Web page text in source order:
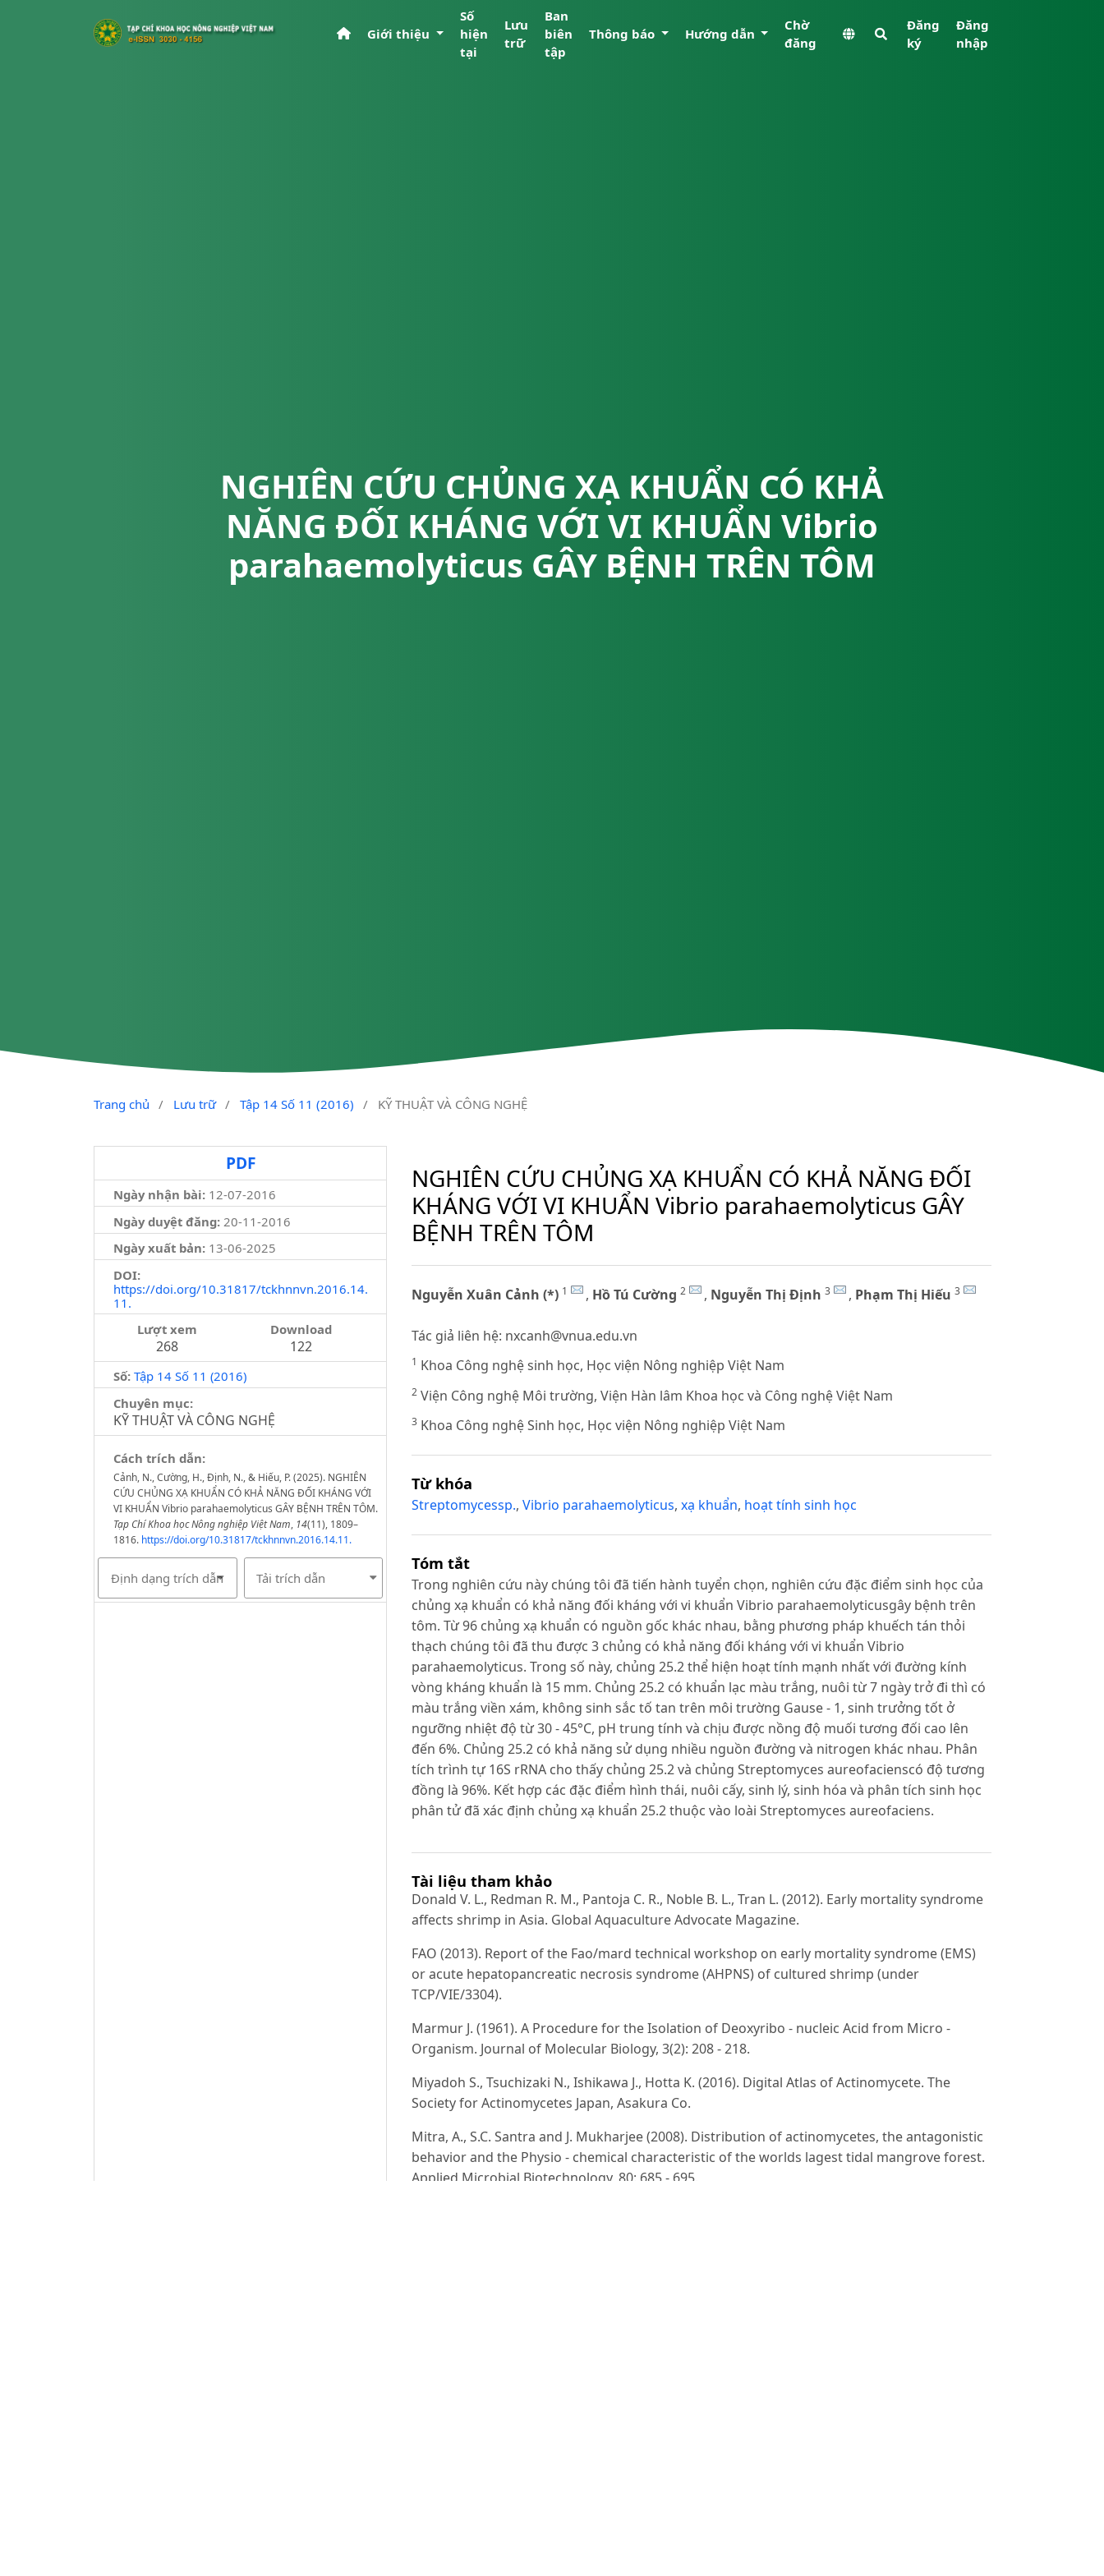
Giới thiệu
Số
hiện
tại
Lưu
trữ
Ban
biên
tập
Thông báo Hướng dẫn
Chờ
đăng
Đăng
ký
Đăng
nhập
NGHIÊN CỨU CHỦNG XẠ KHUẨN CÓ KHẢ
NĂNG ĐỐI KHÁNG VỚI VI KHUẨN Vibrio
parahaemolyticus GÂY BỆNH TRÊN TÔM
Trang chủ / Lưu trữ / Tập 14 Số 11 (2016) / KỸ THUẬT VÀ CÔNG NGHỆ
PDF
Ngày nhận bài: 12-07-2016
Ngày duyệt đăng:20-11-2016
Ngày xuất bản: 13-06-2025
DOI:
https://doi.org/10.31817/tckhnnvn.2016.14.
11.
Lượt xem
268
Download
122
Số: Tập 14 Số 11 (2016)
Chuyên mục:
KỸ THUẬT VÀ CÔNG NGHỆ
Cách trích dẫn:
Cảnh, N., Cường, H., Định, N., & Hiếu, P. (2025). NGHIÊN
CỨU CHỦNG XẠ KHUẨN CÓ KHẢ NĂNG ĐỐI KHÁNG VỚI
VI KHUẨN Vibrio parahaemolyticus GÂY BỆNH TRÊN TÔM.
Tạp Chí Khoa học Nông nghiệp Việt Nam, 14(11), 1809–
1816. https://doi.org/10.31817/tckhnnvn.2016.14.11.
Định dạng trích dẫn Tải trích dẫn
NGHIÊN CỨU CHỦNG XẠ KHUẨN CÓ KHẢ NĂNG ĐỐI
KHÁNG VỚI VI KHUẨN Vibrio parahaemolyticus GÂY
BỆNH TRÊN TÔM
Nguyễn Xuân Cảnh (*) 1 , Hồ Tú Cường 2 , Nguyễn Thị Định 3 , Phạm Thị Hiếu 3
Tác giả liên hệ: nxcanh@vnua.edu.vn
1 Khoa Công nghệ sinh học, Học viện Nông nghiệp Việt Nam
2 Viện Công nghệ Môi trường, Viện Hàn lâm Khoa học và Công nghệ Việt Nam
3 Khoa Công nghệ Sinh học, Học viện Nông nghiệp Việt Nam
Từ khóa
Streptomycessp.,Vibrio parahaemolyticus,xạ khuẩn, hoạt tính sinh học
Tóm tắt
Trong nghiên cứu này chúng tôi đã tiến hành tuyển chọn, nghiên cứu đặc điểm sinh học của
chủng xạ khuẩn có khả năng đối kháng với vi khuẩn Vibrio parahaemolyticusgây bệnh trên
tôm. Từ 96 chủng xạ khuẩn có nguồn gốc khác nhau, bằng phương pháp khuếch tán thỏi
thạch chúng tôi đã thu được 3 chủng có khả năng đối kháng với vi khuẩn Vibrio
parahaemolyticus. Trong số này, chủng 25.2 thể hiện hoạt tính mạnh nhất với đường kính
vòng kháng khuẩn là 15 mm. Chủng 25.2 có khuẩn lạc màu trắng, nuôi từ 7 ngày trở đi thì có
màu trắng viền xám, không sinh sắc tố tan trên môi trường Gause - 1, sinh trưởng tốt ở
ngưỡng nhiệt độ từ 30 - 45°C, pH trung tính và chịu được nồng độ muối tương đối cao lên
đến 6%. Chủng 25.2 có khả năng sử dụng nhiều nguồn đường và nitrogen khác nhau. Phân
tích trình tự 16S rRNA cho thấy chủng 25.2 và chủng Streptomyces aureofacienscó độ tương
đồng là 96%. Kết hợp các đặc điểm hình thái, nuôi cấy, sinh lý, sinh hóa và phân tích sinh học
phân tử đã xác định chủng xạ khuẩn 25.2 thuộc vào loài Streptomyces aureofaciens.
Tài liệu tham khảo
Donald V. L., Redman R. M., Pantoja C. R., Noble B. L., Tran L. (2012). Early mortality syndrome
affects shrimp in Asia. Global Aquaculture Advocate Magazine.
FAO (2013). Report of the Fao/mard technical workshop on early mortality syndrome (EMS)
or acute hepatopancreatic necrosis syndrome (AHPNS) of cultured shrimp (under
TCP/VIE/3304).
Marmur J. (1961). A Procedure for the Isolation of Deoxyribo - nucleic Acid from Micro -
Organism. Journal of Molecular Biology, 3(2): 208 - 218.
Miyadoh S., Tsuchizaki N., Ishikawa J., Hotta K. (2016). Digital Atlas of Actinomycete. The
Society for Actinomycetes Japan, Asakura Co.
Mitra, A., S.C. Santra and J. Mukharjee (2008). Distribution of actinomycetes, the antagonistic
behavior and the Physio - chemical characteristic of the worlds lagest tidal mangrove forest.
Applied Microbial Biotechnology, 80: 685 - 695.